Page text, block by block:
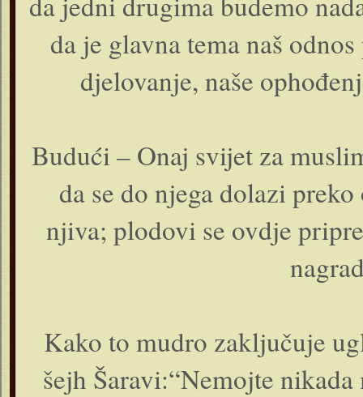
da je glavna tema naš
djelovanje, naše
Budući – Onaj svijet za
da se do njega dolazi
njiva; plodovi se ovdje
Kako to mudro zaključuje
šejh Šaravi:“Nemojte